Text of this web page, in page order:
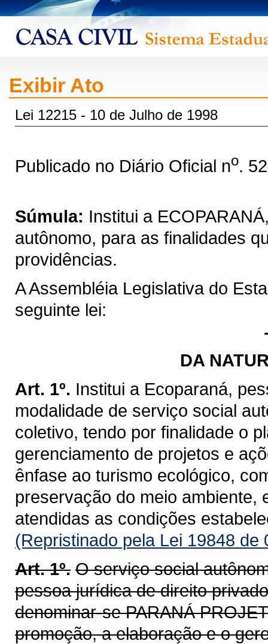
Exibir Ato
Lei 12215 - 10 de Julho de 1998
Publicado no Diário Oficial no.
Súmula: Institui a
autônomo, para as finalidades
providências.
A Assembléia Legislativa do
seguinte lei:
DA
Art. 1º. Institui a Ecoparaná,
modalidade de serviço social
coletivo, tendo por finalidade o
gerenciamento de projetos e
ênfase ao turismo ecológico,
preservação do meio ambiente,
atendidas as condições
(Repristinado pela Lei 19848 de
Art. 1º. O serviço social
pessoa jurídica de direito
denominar-se PARANÁ
promoção, a elaboração e o